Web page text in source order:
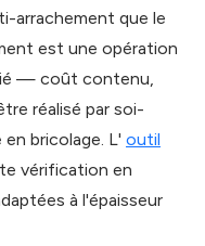
arrachement que le
est une opération
— coût contenu,
réalisé par soi-
en bricolage. L' outil
vérification en
à l'épaisseur